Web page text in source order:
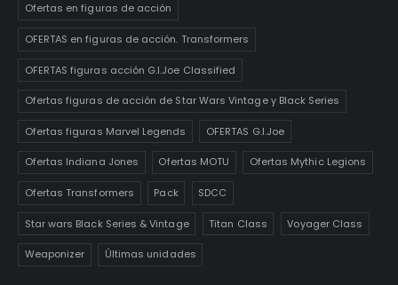
Ofertas en figuras de acción
OFERTAS en figuras de acción. Transformers
OFERTAS figuras acción G.I.Joe Classified
Ofertas figuras de acción de Star Wars Vintage y Black Series
Ofertas figuras Marvel Legends OFERTAS G.I.Joe
Ofertas Indiana Jones Ofertas MOTU Ofertas Mythic Legions
Ofertas Transformers Pack SDCC
Star wars Black Series & Vintage Titan Class Voyager Class
Weaponizer Últimas unidades